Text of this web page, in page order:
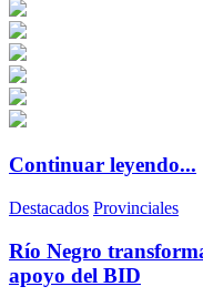
Continuar leyendo...
Destacados Provinciales
Río Negro
apoyo del BID